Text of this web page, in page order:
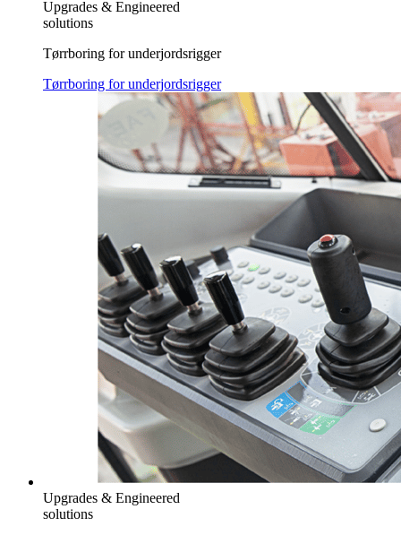
Upgrades & Engineered
solutions
Tørrboring for underjordsrigger
Tørrboring for underjordsrigger
Upgrades & Engineered
solutions